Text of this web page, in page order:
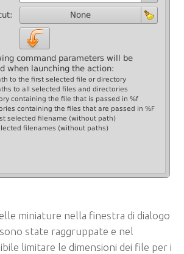
miniature nella finestra di dialogo
state raggruppate e nel
limitare le dimensioni dei file per i